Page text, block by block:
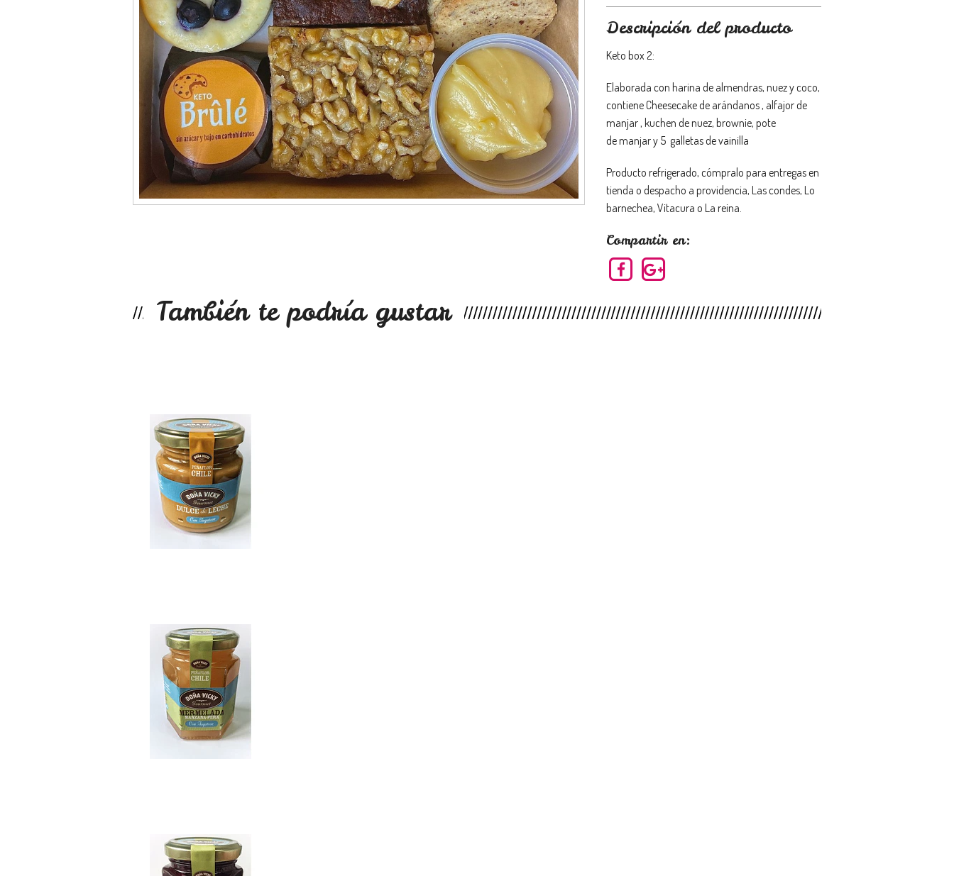
Descripción del producto
Keto box 2:
Elaborada con harina de almendras, nuez y coco,
contiene Cheesecake de arándanos , alfajor de
manjar , kuchen de nuez, brownie, pote
de manjar y 5 galletas de vainilla
Producto refrigerado, cómpralo para entregas en
tienda o despacho a providencia, Las condes, Lo
barnechea, Vitacura o La reina.
Compartir en:
También te podría gustar